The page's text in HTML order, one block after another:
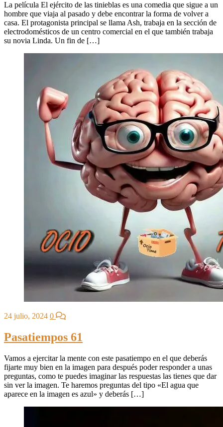
La película El ejército de las tinieblas es una comedia que sigue a un
hombre que viaja al pasado y debe encontrar la forma de volver a
casa. El protagonista principal se llama Ash, trabaja en la sección de
electrodomésticos de un centro comercial en el que también trabaja
su novia Linda. Un fin de […]
24 julio, 2024 0
Pasatiempos 61
Vamos a ejercitar la mente con este pasatiempo en el que deberás
fijarte muy bien en la imagen para después poder responder a unas
preguntas, como te puedes imaginar las respuestas las tienes que dar
sin ver la imagen. Te haremos preguntas del tipo «El agua que
aparece en la imagen es azul» y deberás […]